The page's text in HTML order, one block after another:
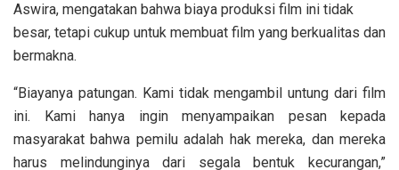
Aswira, mengatakan bahwa biaya produksi film ini tidak
besar, tetapi cukup untuk membuat film yang berkualitas dan
bermakna.
“Biayanya patungan. Kami tidak mengambil untung dari film
ini. Kami hanya ingin menyampaikan pesan kepada
masyarakat bahwa pemilu adalah hak mereka, dan mereka
harus melindunginya dari segala bentuk kecurangan,”